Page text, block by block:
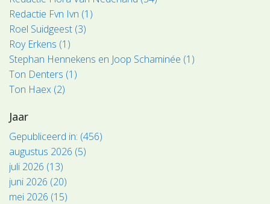
Redactie Fvn Ivn (1)
Roel Suidgeest (3)
Roy Erkens (1)
Stephan Hennekens en Joop Schaminée (1)
Ton Denters (1)
Ton Haex (2)
Jaar
Gepubliceerd in: (456)
augustus 2026 (5)
juli 2026 (13)
juni 2026 (20)
mei 2026 (15)